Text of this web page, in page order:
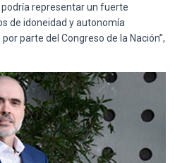
representar un fuerte
de idoneidad y autonomía
parte del Congreso de la Nación”,